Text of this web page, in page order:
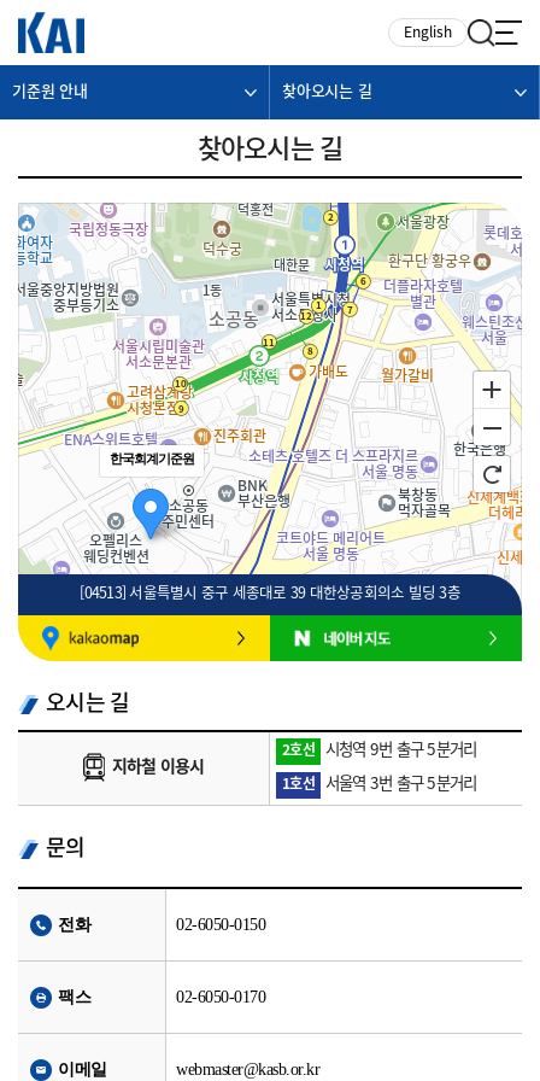
English
기준원 안내 찾아오시는 길
찾아오시는 길
한국회계기준원
100m
[04513] 서울특별시 중구 세종대로 39 대한상공회의소 빌딩 3층
오시는 길
지하철 이용시
2호선 시청역 9번 출구 5분거리
1호선 서울역 3번 출구 5분거리
문의
전화 02-6050-0150
팩스 02-6050-0170
이메일 webmaster@kasb.or.kr